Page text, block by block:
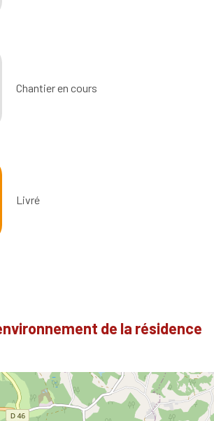
Chantier en cours
Livré
de la résidence